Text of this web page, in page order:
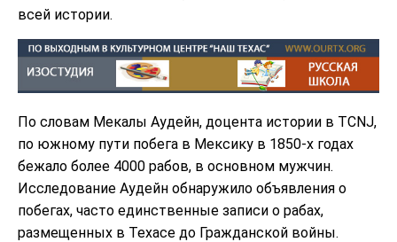
всей истории.
По словам Мекалы Аудейн, доцента истории в TCNJ,
по южному пути побега в Мексику в 1850-х годах
бежало более 4000 рабов, в основном мужчин.
Исследование Аудейн обнаружило объявления о
побегах, часто единственные записи о рабах,
размещенных в Техасе до Гражданской войны.